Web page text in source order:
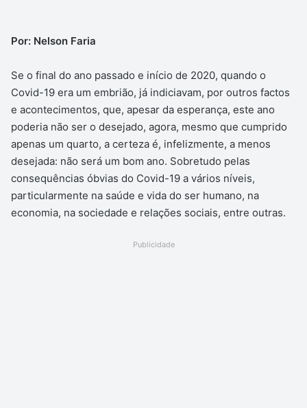
Por: Nelson Faria
Se o final do ano passado e início de 2020, quando o
Covid-19 era um embrião, já indiciavam, por outros factos
e acontecimentos, que, apesar da esperança, este ano
poderia não ser o desejado, agora, mesmo que cumprido
apenas um quarto, a certeza é, infelizmente, a menos
desejada: não será um bom ano. Sobretudo pelas
consequências óbvias do Covid-19 a vários níveis,
particularmente na saúde e vida do ser humano, na
economia, na sociedade e relações sociais, entre outras.
Publicidade